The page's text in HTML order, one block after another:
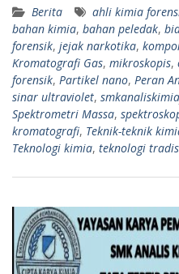
Berita ahli kimia
bahan kimia, bahan peledak,
forensik, jejak narkotika,
Kromatografi Gas, mikroskopis,
forensik, Partikel nano, Peran
sinar ultraviolet,
Spektrometri Massa,
kromatografi, Teknik-teknik
Teknologi kimia, teknologi